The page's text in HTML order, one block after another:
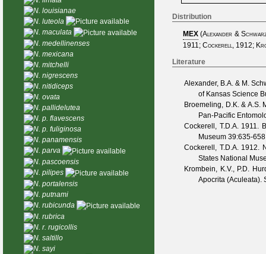
Distribution
MEX (Alexander &
1911; Cockerell, 1912;
Literature
Alexander, B.A. & M.
of Kansas Science
Broemeling, D.K. & A.S.
Pan-Pacific
Cockerell, T.D.A.1911.
Museum 39:635-
Cockerell, T.D.A.1912.
States National
Krombein, K.V., P.D.
Apocrita (Aculeata).
N. louisianae
N. luteola
N. maculata
N. medellinenses
N. mexicana
N. mitchelli
N. nigrescens
N. nitidiceps
N. ovata
N. pallidelutea
N. p. flavescens
N. p. fuliginosa
N. panamensis
N. parva
N. pascoensis
N. pilipes
N. portalensis
N. putnami
N. rubicunda
N. rubrica
N. r. rugicollis
N. saltillo
N. sayi